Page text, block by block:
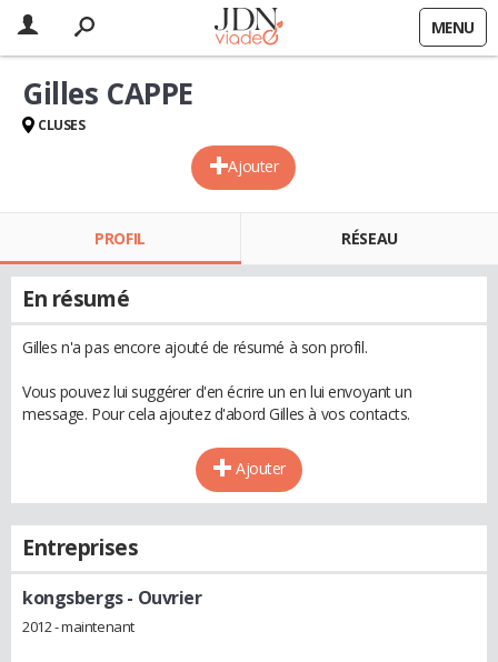
MENU
Ajouter
Gilles CAPPE
CLUSES
PROFIL RÉSEAU
En résumé
Gilles n'a pas encore ajouté de résumé à son profil.
Vous pouvez lui suggérer d'en écrire un en lui envoyant un
message. Pour cela ajoutez d'abord Gilles à vos contacts.
Ajouter
Entreprises
kongsbergs- Ouvrier
2012 - maintenant